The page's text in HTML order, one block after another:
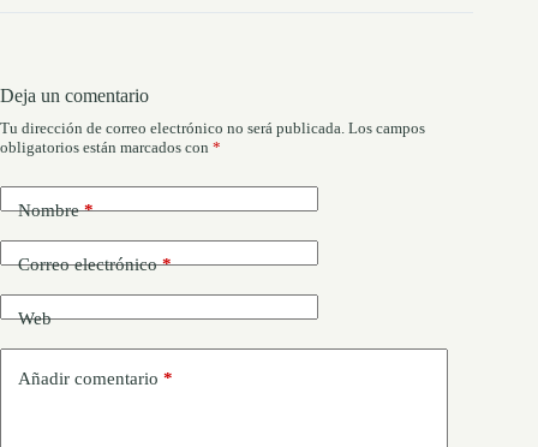
Deja un comentario
Tu dirección de correo electrónico no será publicada. Los campos
obligatorios están marcados con *
Nombre*
Correo electrónico*
Web
Añadir comentario *